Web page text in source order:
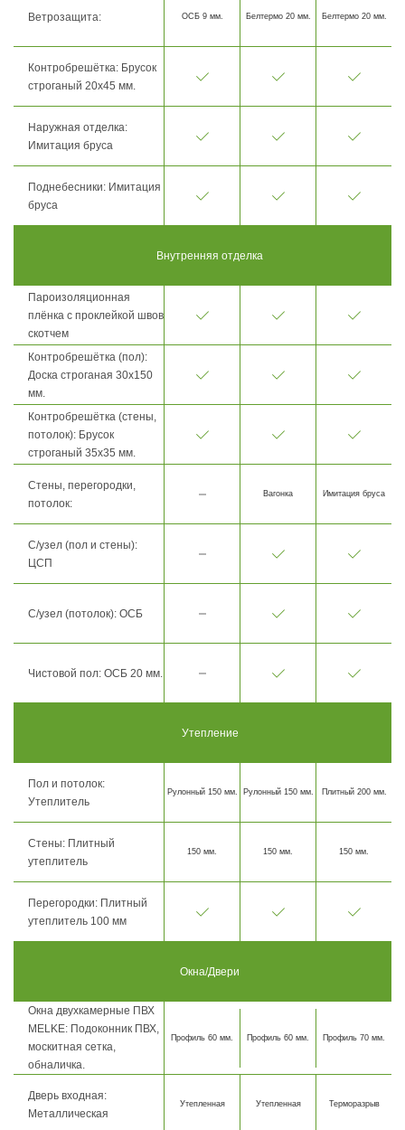
Ветрозащита: ОСБ 9 мм. Белтермо 20 мм. Белтермо 20 мм.
Контробрешётка: Брусок
строганый 20х45 мм.
Наружная отделка:
Имитация бруса
Поднебесники: Имитация
бруса
Внутренняя отделка
Пароизоляционная
плёнка с проклейкой швов
скотчем
Контробрешётка (пол):
Доска строганая 30х150
мм.
Контробрешётка (стены,
потолок): Брусок
строганый 35х35 мм.
Стены, перегородки,
потолок:
Вагонка Имитация бруса
С/узел (пол и стены):
ЦСП
С/узел (потолок): ОСБ
Чистовой пол: ОСБ 20 мм.
Утепление
Пол и потолок:
Утеплитель
Рулонный 150 мм. Рулонный 150 мм. Плитный 200 мм.
Стены: Плитный
утеплитель
150 мм. 150 мм. 150 мм.
Перегородки: Плитный
утеплитель 100 мм
Окна/Двери
Окна двухкамерные ПВХ
MELKE: Подоконник ПВХ,
москитная сетка,
обналичка.
Профиль 60 мм. Профиль 60 мм. Профиль 70 мм.
Дверь входная:
Металлическая
Утепленная Утепленная Терморазрыв